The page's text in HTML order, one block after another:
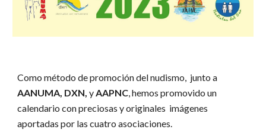
Como método de promoción del nudismo, junto a
AANUMA, DXN,yAAPNC, hemos promovido un
calendario con preciosas y originales imágenes
aportadas por las cuatro asociaciones.